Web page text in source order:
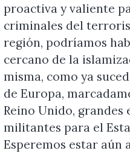
proactiva y valiente
criminales del
región, podríamos
cercano de la
misma, como ya
de Europa,
Reino Unido, grandes
militantes para el
Esperemos estar aún